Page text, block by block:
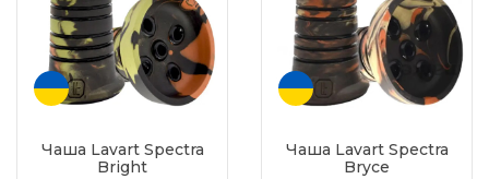
Чаша Lavart Spectra
Bright
Чаша Lavart Spectra
Bryce